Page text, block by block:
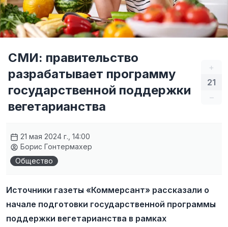
+
21
–
СМИ: правительство
разрабатывает программу
государственной поддержки
вегетарианства
21 мая 2024 г., 14:00
Борис Гонтермахер
Общество
Источники газеты «Коммерсант» рассказали о
начале подготовки государственной программы
поддержки вегетарианства в рамках